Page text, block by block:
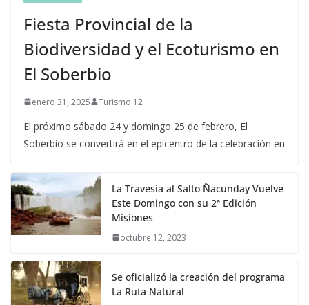
Fiesta Provincial de la
Biodiversidad y el Ecoturismo en
El Soberbio
enero 31, 2025 Turismo 12
El próximo sábado 24 y domingo 25 de febrero, El
Soberbio se convertirá en el epicentro de la celebración en
La Travesía al Salto Ñacunday Vuelve
Este Domingo con su 2ª Edición
Misiones
octubre 12, 2023
Se oficializó la creación del programa
La Ruta Natural